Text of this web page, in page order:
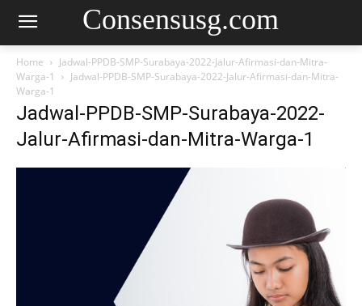
Consensusg.com
Home
Jadwal-PPDB-SMP-Surabaya-2022-Jalur-Afirmasi-dan-Mitra-
Warga-1
Jadwal-PPDB-SMP-Surabaya-2022-Jalur-Afirmasi-dan-Mitra-
Warga-1
Jadwal-PPDB-SMP-Surabaya-2022-
Jalur-Afirmasi-dan-Mitra-Warga-1